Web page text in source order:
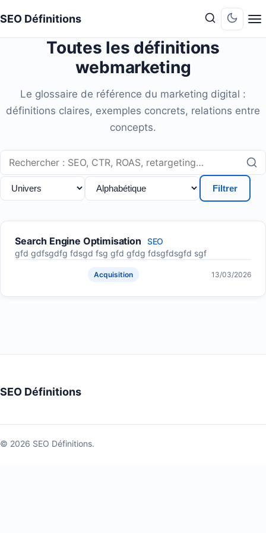
SEO Définitions Passer
Passer
Toutes les définitions
webmarketing
Le glossaire de référence du marketing digital :
définitions claires, exemples concrets, relations entre
concepts.
Rechercher un terme
Filtrer
Search Engine Optimisation
SEO
gfd gdfsgdfg fdsgd fsg gfd gfdg fdsgfdsgfd sgf
Acquisition 13/03/2026
SEO Définitions
© 2026 SEO Définitions.